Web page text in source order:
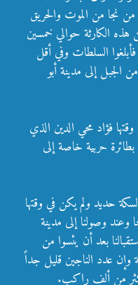
نجا من الموت والحريق
هذه الكارثة حوالي خمسين
السلطات وفي أقل
الجبل إلى مدينة أبو
فؤاد محي الدين الذي
حربية خاصة إلى
حديد ولم يكن في وقتها
وعند وصولنا إلى مدينة
بعد أن يئسوا من
وإن عدد الناجين قليل جداً
من ألف راكب.